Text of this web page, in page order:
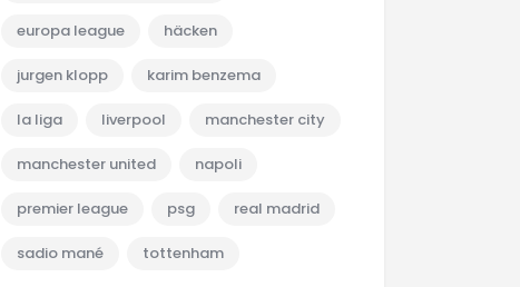
europa league häcken
jurgen klopp karim benzema
la liga liverpool manchester city
manchester united napoli
premier league psg real madrid
sadio mané tottenham